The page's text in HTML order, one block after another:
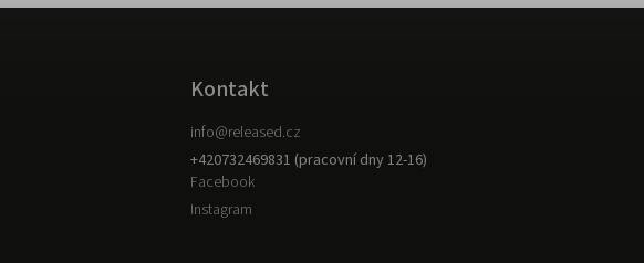
Kontakt
info@released.cz
+420732469831 (pracovní dny 12-16)
Facebook
Instagram